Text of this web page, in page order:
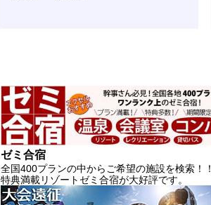
ゼミ合宿
全国400プランの中からご希望の施設を検索！！
特典満載リゾートゼミ合宿が大好評です。